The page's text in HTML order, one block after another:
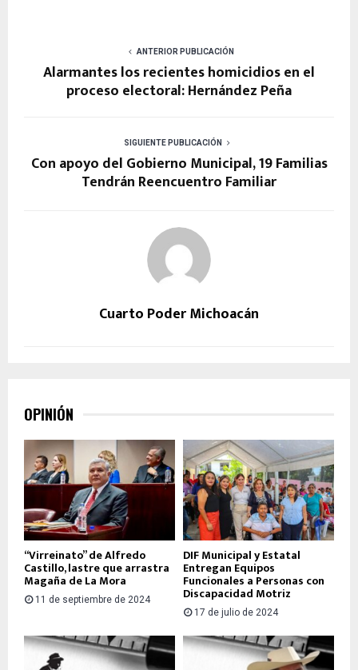
ANTERIOR PUBLICACIÓN
Alarmantes los recientes homicidios en el
proceso electoral: Hernández Peña
SIGUIENTE PUBLICACIÓN
Con apoyo del Gobierno Municipal, 19 Familias
Tendrán Reencuentro Familiar
Cuarto Poder Michoacán
OPINIÓN
“Virreinato” de Alfredo
Castillo, lastre que arrastra
Magaña de La Mora
11 de septiembre de 2024
DIF Municipal y Estatal
Entregan Equipos
Funcionales a Personas con
Discapacidad Motriz
17 de julio de 2024